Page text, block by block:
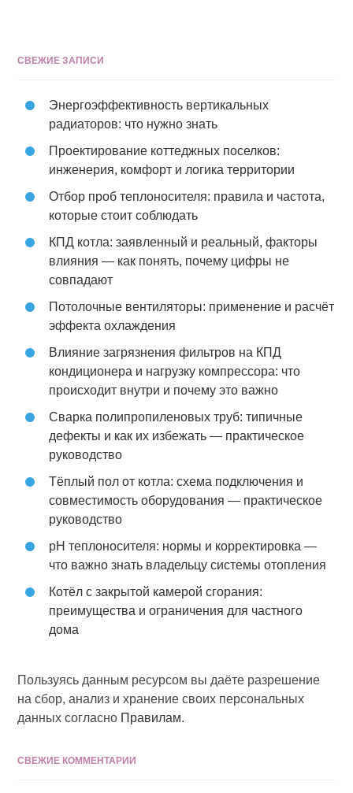
СВЕЖИЕ ЗАПИСИ
Энергоэффективность вертикальных
радиаторов: что нужно знать
Проектирование коттеджных поселков:
инженерия, комфорт и логика территории
Отбор проб теплоносителя: правила и частота,
которые стоит соблюдать
КПД котла: заявленный и реальный, факторы
влияния — как понять, почему цифры не
совпадают
Потолочные вентиляторы: применение и расчёт
эффекта охлаждения
Влияние загрязнения фильтров на КПД
кондиционера и нагрузку компрессора: что
происходит внутри и почему это важно
Сварка полипропиленовых труб: типичные
дефекты и как их избежать — практическое
руководство
Тёплый пол от котла: схема подключения и
совместимость оборудования — практическое
руководство
pH теплоносителя: нормы и корректировка —
что важно знать владельцу системы отопления
Котёл с закрытой камерой сгорания:
преимущества и ограничения для частного
дома
Пользуясь данным ресурсом вы даёте разрешение
на сбор, анализ и хранение своих персональных
данных согласно Правилам.
СВЕЖИЕ КОММЕНТАРИИ